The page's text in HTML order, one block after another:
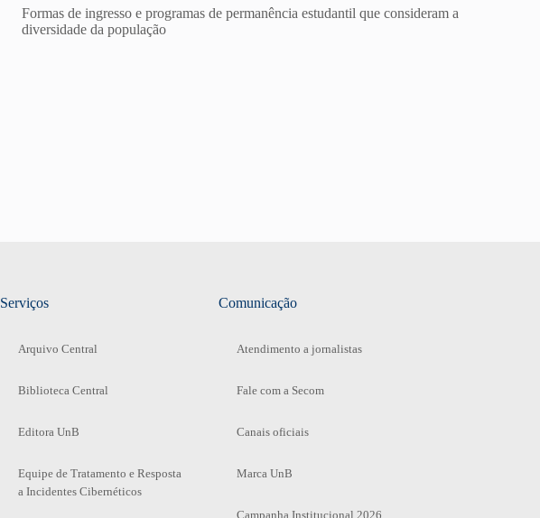
Formas de ingresso e programas de permanência estudantil que consideram a
diversidade da população
Serviços
Arquivo Central
Biblioteca Central
Editora UnB
Equipe de Tratamento e Resposta
a Incidentes Cibernéticos
Comunicação
Atendimento a jornalistas
Fale com a Secom
Canais oficiais
Marca UnB
Campanha Institucional 2026